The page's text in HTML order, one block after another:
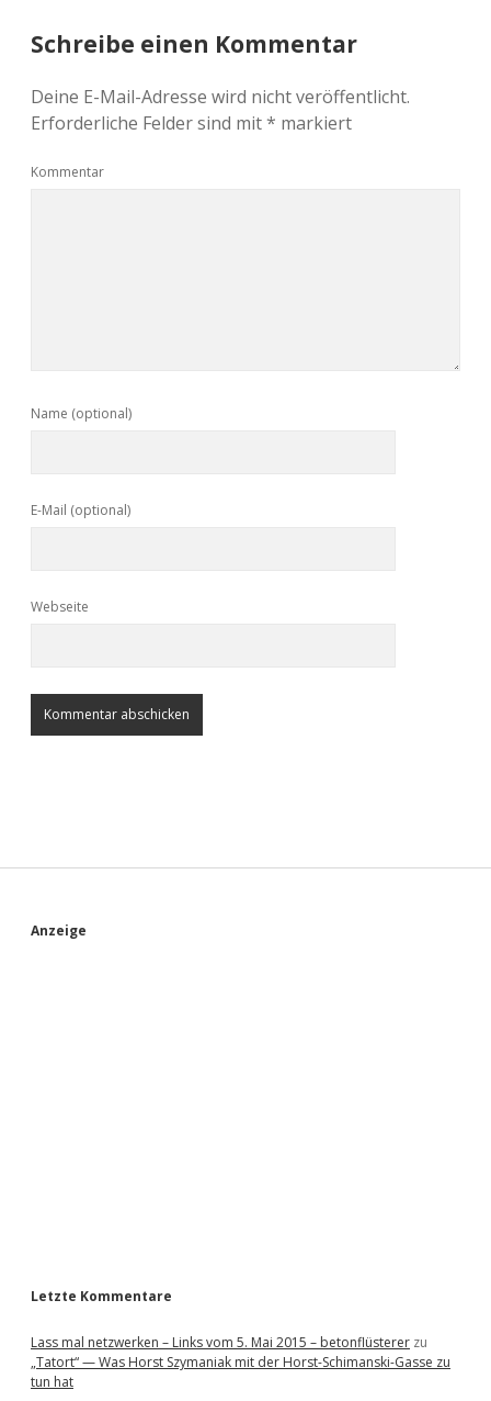
Schreibe einen Kommentar
Deine E-Mail-Adresse wird nicht veröffentlicht.
Erforderliche Felder sind mit* markiert
Kommentar
Name (optional)
E-Mail (optional)
Webseite
S
Anzeige
Letzte Kommentare
Lass mal netzwerken – Links vom 5. Mai 2015 – betonflüsterer zu
„Tatort“ — Was Horst Szymaniak mit der Horst-Schimanski-Gasse zu
tun hat